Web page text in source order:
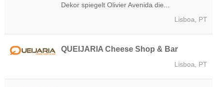
Dekor spiegelt Olivier Avenida die...
Lisboa, PT
QUEIJARIA Cheese Shop & Bar
Lisboa, PT